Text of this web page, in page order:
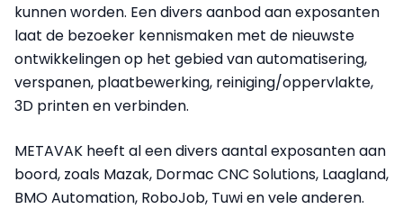
kunnen worden. Een divers aanbod aan exposanten
laat de bezoeker kennismaken met de nieuwste
ontwikkelingen op het gebied van automatisering,
verspanen, plaatbewerking, reiniging/oppervlakte,
3D printen en verbinden.
METAVAK heeft al een divers aantal exposanten aan
boord, zoals Mazak, Dormac CNC Solutions, Laagland,
BMO Automation, RoboJob, Tuwi en vele anderen.